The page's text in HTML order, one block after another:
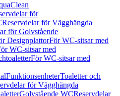
för
Reservdelar för Vägghängda
för Golvstående
DesignplattorFör WC-sitsar med
WC-sitsar med
För WC-sitsar med
FunktionsenheterToaletter och
för Vägghängda
Golvstående WCReservdelar